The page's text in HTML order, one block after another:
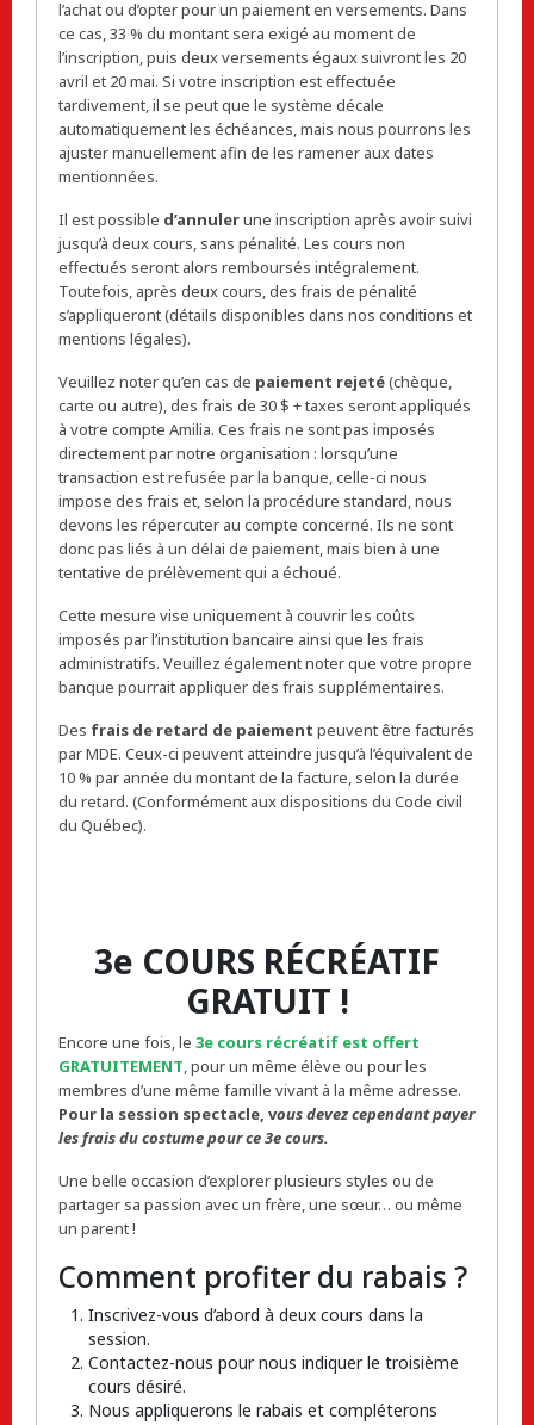
l’achat ou d’opter pour un paiement en versements. Dans
ce cas, 33 % du montant sera exigé au moment de
l’inscription, puis deux versements égaux suivront les 20
avril et 20 mai. Si votre inscription est effectuée
tardivement, il se peut que le système décale
automatiquement les échéances, mais nous pourrons les
ajuster manuellement afin de les ramener aux dates
mentionnées.
Il est possible d’annulerune inscription après avoir suivi
jusqu’à deux cours, sans pénalité. Les cours non
effectués seront alors remboursés intégralement.
Toutefois, après deux cours, des frais de pénalité
s’appliqueront (détails disponibles dans nos conditions et
mentions légales).
Veuillez noter qu’en cas de paiement rejeté(chèque,
carte ou autre), des frais de 30 $ + taxes seront appliqués
à votre compte Amilia. Ces frais ne sont pas imposés
directement par notre organisation : lorsqu’une
transaction est refusée par la banque, celle-ci nous
impose des frais et, selon la procédure standard, nous
devons les répercuter au compte concerné. Ils ne sont
donc pas liés à un délai de paiement, mais bien à une
tentative de prélèvement qui a échoué.
Cette mesure vise uniquement à couvrir les coûts
imposés par l’institution bancaire ainsi que les frais
administratifs. Veuillez également noter que votre propre
banque pourrait appliquer des frais supplémentaires.
Des frais de retard de paiement peuvent être facturés
par MDE. Ceux-ci peuvent atteindre jusqu’à l’équivalent de
10 % par année du montant de la facture, selon la durée
du retard. (Conformément aux dispositions du Code civil
du Québec).
3e COURS RÉCRÉATIF
GRATUIT !
Encore une fois, le 3e cours récréatif est offert
GRATUITEMENT, pour un même élève ou pour les
membres d’une même famille vivant à la même adresse.
Pour la session spectacle, vous devez cependant payer
les frais du costume pour ce 3e cours.
Une belle occasion d’explorer plusieurs styles ou de
partager sa passion avec un frère, une sœur… ou même
un parent !
Comment profiter du rabais ?
Inscrivez-vous d’abord à deux cours dans la
session.
Contactez-nous pour nous indiquer le troisième
cours désiré.
Nous appliquerons le rabais et compléterons